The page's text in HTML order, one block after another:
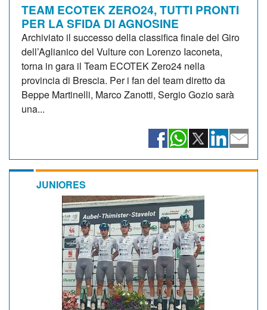
TEAM ECOTEK ZERO24, TUTTI PRONTI
PER LA SFIDA DI AGNOSINE
Archiviato il successo della classifica finale del Giro
dell’Aglianico del Vulture con Lorenzo Iaconeta,
torna in gara il Team ECOTEK Zero24 nella
provincia di Brescia. Per i fan del team diretto da
Beppe Martinelli, Marco Zanotti, Sergio Gozio sarà
una...
JUNIORES